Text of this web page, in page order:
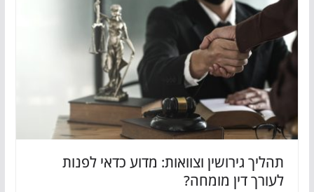
תהליך גירושין וצוואות: מדוע כדאי לפנות
לעורך דין מומחה?